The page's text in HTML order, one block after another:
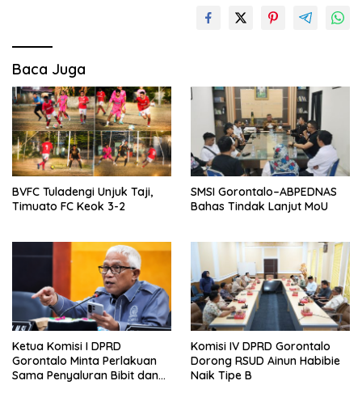
Baca Juga
BVFC Tuladengi Unjuk Taji,
Timuato FC Keok 3-2
SMSI Gorontalo–ABPEDNAS
Bahas Tindak Lanjut MoU
Ketua Komisi I DPRD
Gorontalo Minta Perlakuan
Sama Penyaluran Bibit dan
Komisi IV DPRD Gorontalo
Dorong RSUD Ainun Habibie
Naik Tipe B